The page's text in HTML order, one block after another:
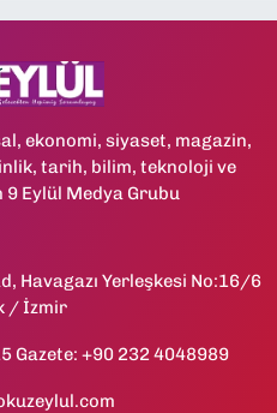
ekonomi, siyaset, magazin,
tarih, bilim, teknoloji ve
Eylül Medya Grubu
Havagazı Yerleşkesi No:16/6
/ İzmir
Gazete: +90 232 4048989